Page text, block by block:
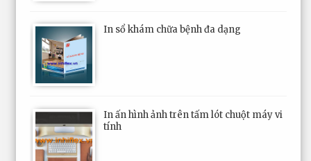
In sổ khám chữa bệnh đa dạng
In ấn hình ảnh trên tấm lót chuột máy vi
tính